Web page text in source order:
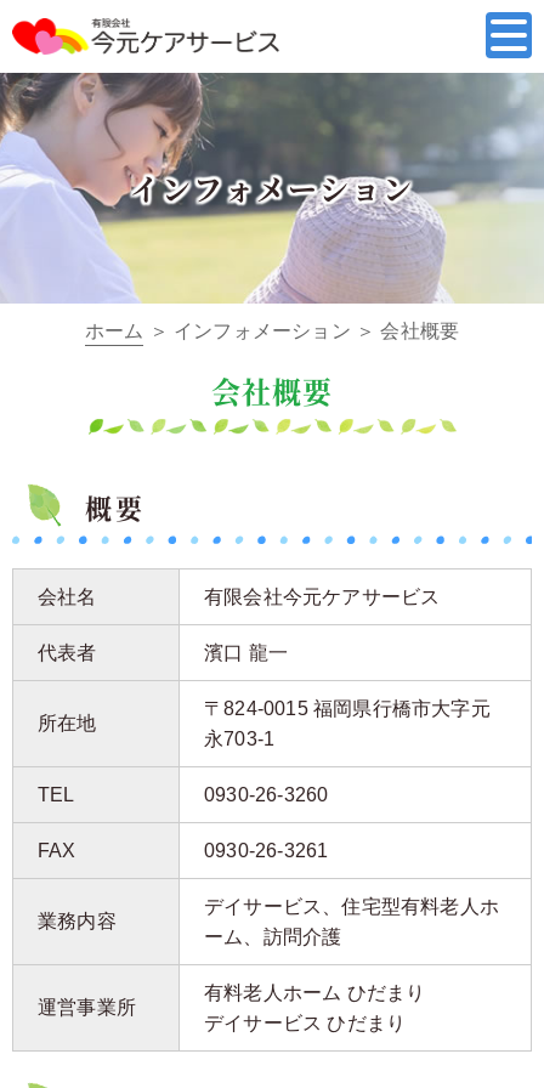
インフォメーション
ホーム ＞ インフォメーション ＞ 会社概要
会社概要
概要
会社名 有限会社今元ケアサービス
代表者 濱口 龍一
所在地
〒824-0015 福岡県行橋市大字元
永703-1
TEL 0930-26-3260
FAX 0930-26-3261
業務内容
デイサービス、住宅型有料老人ホ
ーム、訪問介護
運営事業所
有料老人ホーム ひだまり
デイサービス ひだまり